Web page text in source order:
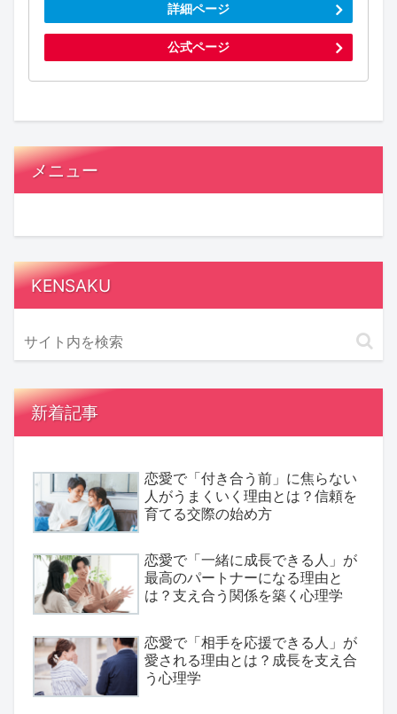
詳細ページ
公式ページ
メニュー
KENSAKU
新着記事
恋愛で「付き合う前」に焦らない
人がうまくいく理由とは？信頼を
育てる交際の始め方
恋愛で「一緒に成長できる人」が
最高のパートナーになる理由と
は？支え合う関係を築く心理学
恋愛で「相手を応援できる人」が
愛される理由とは？成長を支え合
う心理学